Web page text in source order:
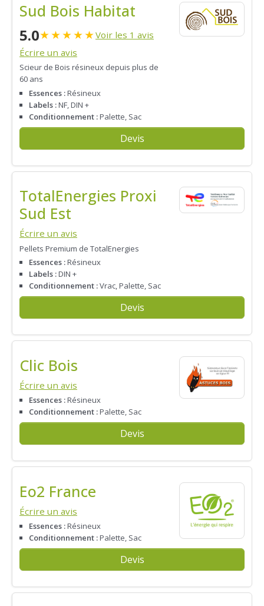
Sud Bois Habitat
5.0★★★★★Voir les 1 avis
Écrire un avis
Scieur de Bois résineux depuis plus de
60 ans
Essences :Résineux
Labels :NF, DIN +
Conditionnement :Palette, Sac
Devis
TotalEnergies Proxi
Sud Est
Écrire un avis
Pellets Premium de TotalEnergies
Essences :Résineux
Labels :DIN +
Conditionnement :Vrac, Palette, Sac
Devis
Clic Bois
Écrire un avis
Essences :Résineux
Conditionnement :Palette, Sac
Devis
Eo2 France
Écrire un avis
Essences :Résineux
Conditionnement :Palette, Sac
Devis